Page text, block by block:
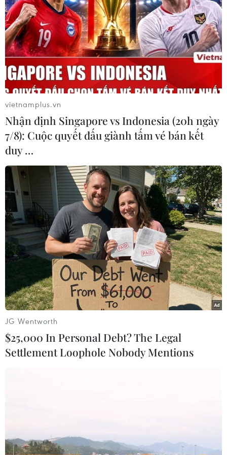
đạt 1.896.176 tỷ đồng, bằng 74,96% dự
toán
07/08/2026 06:21
Thanh Hóa công khai danh sách gần
880 đơn vị chậm đóng bảo hiểm
Mỹ áp thuế 15% đối với nguyên liệu
quan trọng để sản xuất chip
07/08/2026 00:56
Đảng Cộng hòa đề xuất dự luật trao
thêm thẩm quyền thuế quan cho ông
Trump
07/08/2026 00:33
Mỹ: Lãi suất thế chấp tăng lên mức
cao nhất kể từ tháng Bảy năm ngoái
07/08/2026 00:05
Google Wallet cho phép phụ huynh
hệ sinh thái thanh toán VietQR
vietnamplus.vn
Nhận định Singapore vs Indonesia (20h ngày
7/8): Cuộc quyết đấu giành tấm vé bán kết
duy …
JG Wentworth
$25,000 In Personal Debt? The Legal
Settlement Loophole Nobody Mentions